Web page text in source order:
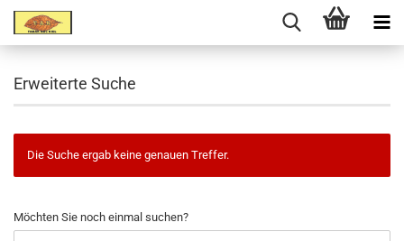
Erweiterte Suche
Die Suche ergab keine genauen Treffer.
Möchten Sie noch einmal suchen?